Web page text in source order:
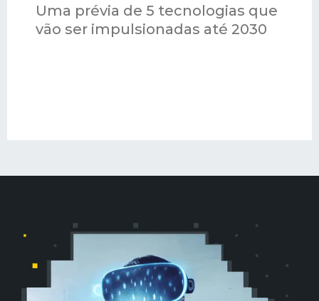
Uma prévia de 5 tecnologias que
vão ser impulsionadas até 2030